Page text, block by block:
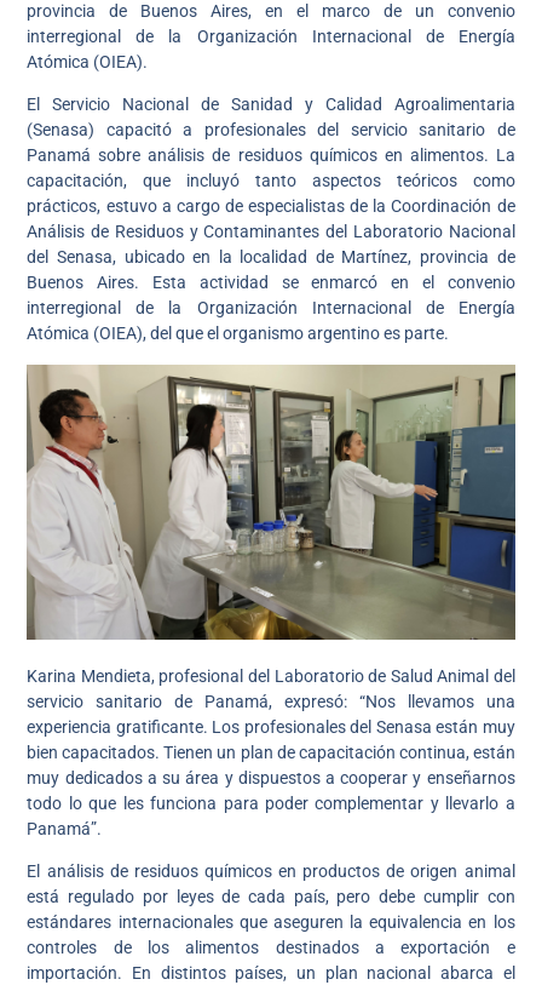
provincia de Buenos Aires, en el marco de un convenio
interregional de la Organización Internacional de Energía
Atómica (OIEA).
El Servicio Nacional de Sanidad y Calidad Agroalimentaria
(Senasa) capacitó a profesionales del servicio sanitario de
Panamá sobre análisis de residuos químicos en alimentos. La
capacitación, que incluyó tanto aspectos teóricos como
prácticos, estuvo a cargo de especialistas de la Coordinación de
Análisis de Residuos y Contaminantes del Laboratorio Nacional
del Senasa, ubicado en la localidad de Martínez, provincia de
Buenos Aires. Esta actividad se enmarcó en el convenio
interregional de la Organización Internacional de Energía
Atómica (OIEA), del que el organismo argentino es parte.
Karina Mendieta, profesional del Laboratorio de Salud Animal del
servicio sanitario de Panamá, expresó: “Nos llevamos una
experiencia gratificante. Los profesionales del Senasa están muy
bien capacitados. Tienen un plan de capacitación continua, están
muy dedicados a su área y dispuestos a cooperar y enseñarnos
todo lo que les funciona para poder complementar y llevarlo a
Panamá”.
El análisis de residuos químicos en productos de origen animal
está regulado por leyes de cada país, pero debe cumplir con
estándares internacionales que aseguren la equivalencia en los
controles de los alimentos destinados a exportación e
importación. En distintos países, un plan nacional abarca el